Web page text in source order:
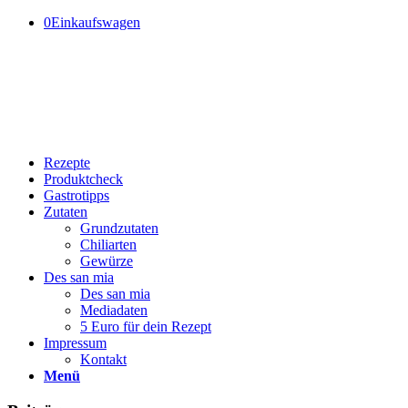
0Einkaufswagen
Rezepte
Produktcheck
Gastrotipps
Zutaten
Grundzutaten
Chiliarten
Gewürze
Des san mia
Des san mia
Mediadaten
5 Euro für dein Rezept
Impressum
Kontakt
Menü